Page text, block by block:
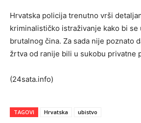
Hrvatska policija trenutno vrši
kriminalističko istraživanje kako bi
brutalnog čina. Za sada nije poznato
žrtva od ranije bili u sukobu privatne
(24sata.info)
TAGOVI Hrvatska ubistvo